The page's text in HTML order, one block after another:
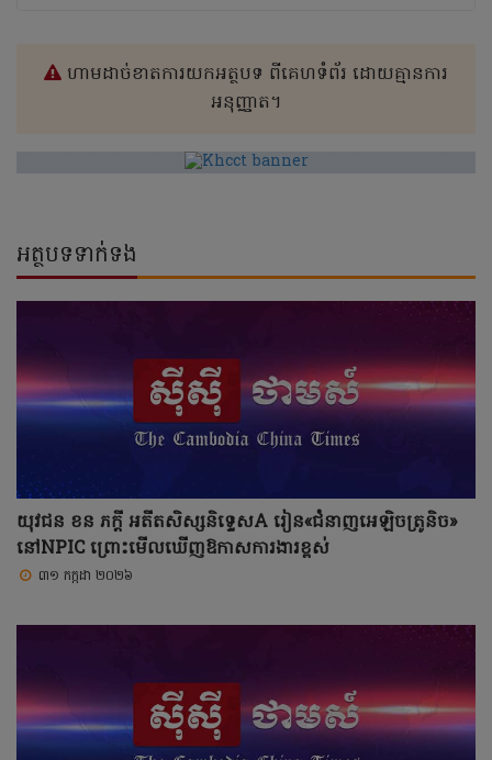
ហាមដាច់ខាតការយកអត្ថបទ ពីគេហទំព័រ ដោយគ្មានការ
អនុញ្ញាត។
អត្ថបទទាក់ទង
យុវជន ខន ភក្តី អតីតសិស្សនិទ្ទេសA រៀន«ជំនាញអេឡិចត្រូនិច»
នៅNPIC ព្រោះមើលឃើញឱកាសការងារខ្ពស់
៣១ កក្កដា ២០២៦